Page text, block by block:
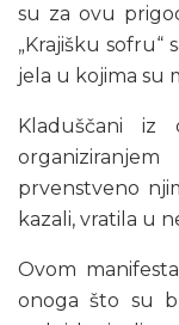
su za ovu
„Krajišku sofru“
jela u kojima su
Kladuščani iz
organiziranjem
prvenstveno
kazali, vratila u
Ovom
onoga što su